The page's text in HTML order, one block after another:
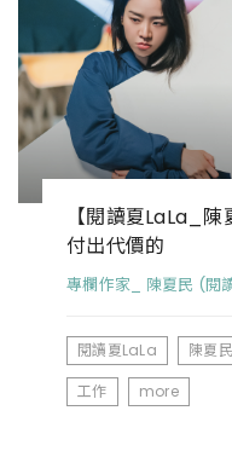
【閱讀夏LaLa_
付出代價的
專欄作家_ 陳夏民 (閱
閱讀夏LaLa 陳夏
工作
more